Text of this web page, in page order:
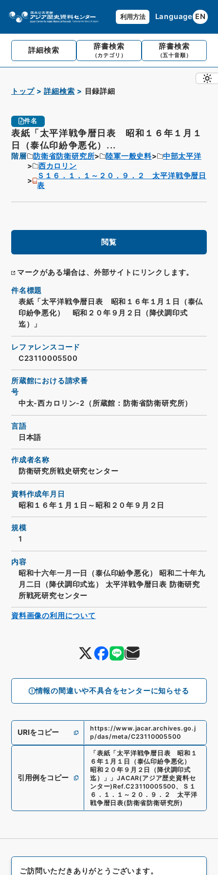
利用方法 Language EN
詳細検索 辞書検索
（カテゴリ）
辞書検索
（五十音順）
トップ 詳細検索 目録詳細
件名
表紙「太平洋戦争暦日表 昭和１６年１月１
日（泰仏印紛争悪化）...
階層 防衛省防衛研究所 陸軍一般史料
中部太平洋
西カロリン
Ｓ１６．１．１～２０．９．２ 太平洋戦争暦日
表
閲覧
マークがある場合は、外部サイトにリンクします。
情報の間違いや不具合をセンターに知らせる
件名標題
表紙「太平洋戦争暦日表 昭和１６年１月１日（泰仏
印紛争悪化） 昭和２０年９月２日（降伏調印式
迄）」
レファレンスコード
C23110005500
所蔵館における請求番
号
中太-西カロリン-2（所蔵館：防衛省防衛研究所）
言語
日本語
作成者名称
防衛研究所戦史研究センター
資料作成年月日
昭和１６年１月１日～昭和２０年９月２日
規模
1
内容
昭和十六年一月一日（泰仏印紛争悪化） 昭和二十年九
月二日（降伏調印式迄） 太平洋戦争暦日表 防衛研究
所戦死研究センター
URIをコピー
https://www.jacar.archives.go.j
p/das/meta/C23110005500
引用例をコピー
「表紙「太平洋戦争暦日表 昭和１
６年１月１日（泰仏印紛争悪化）
昭和２０年９月２日（降伏調印式
迄）」
」JACAR(アジア歴史資料セ
ンター) Ref.C23110005500、
Ｓ１
６．１．１～２０．９．２ 太平洋
戦争暦日表(防衛省防衛研究所)
資料画像の利用について
ご訪問いただきありがとうございます。